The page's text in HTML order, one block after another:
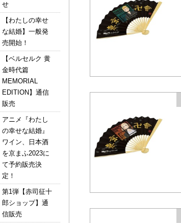
せ
【わたしの幸せ
な結婚】一般発
売開始！
【ベルセルク 黄
金時代篇
MEMORIAL
EDITION】通信
販売
アニメ『わたし
の幸せな結婚』
ワイン、日本酒
を京まふ2023に
て予約販売決
定！
第1弾【赤司征十
郎ショップ】通
信販売